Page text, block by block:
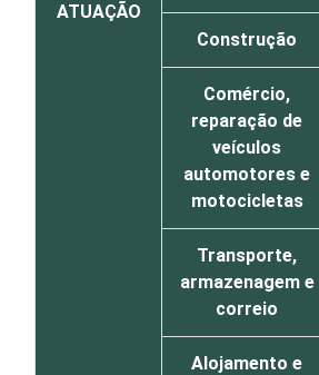
ATUAÇÃO
Construção
Comércio,
reparação de
veículos
automotores e
motocicletas
Transporte,
armazenagem e
correio
Alojamento e